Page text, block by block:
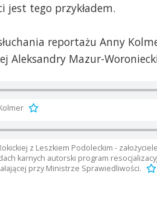
jest tego przykładem.
reportażu Anny
Aleksandry Mazur-
z Leszkiem Podoleckim -
karnych autorski program
przy Ministrze Sprawiedliwości.